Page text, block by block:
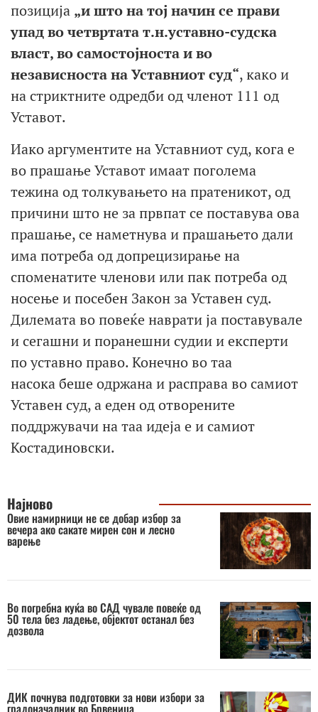
позиција „и што на тој начин се прави
упад во четвртата т.н.уставно-судска
власт, во самостојноста и во
независноста на Уставниот суд“, како и
на стриктните одредби од членот 111 од
Уставот.
Иако аргументите на Уставниот суд, кога е
во прашање Уставот имаат поголема
тежина од толкувањето на пратеникот, од
причини што не за првпат се поставува ова
прашање, се наметнува и прашањето дали
има потреба од допрецизирање на
споменатите членови или пак потреба од
носење и посебен Закон за Уставен суд.
Дилемата во повеќе наврати ја поставувале
и сегашни и поранешни судии и експерти
по уставно право. Конечно во таа
насока беше одржана и расправа во самиот
Уставен суд, а еден од отворените
поддржувачи на таа идеја е и самиот
Костадиновски.
Најново
Овие намирници не се добар избор за
вечера ако сакате мирен сон и лесно
варење
Во погребна куќа во САД чувале повеќе од
50 тела без ладење, објектот останал без
дозвола
ДИК почнува подготовки за нови избори за
градоначалник во Брвеница